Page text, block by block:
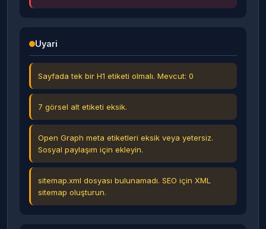
Uyari
Sayfada tek bir H1 etiketi olmalı. Mevcut: 0
7 görsel alt etiketi eksik.
Open Graph meta etiketleri eksik veya yetersiz.
Sosyal paylaşım için ekleyin.
sitemap.xml dosyası bulunamadı. SEO için XML
sitemap oluşturun.